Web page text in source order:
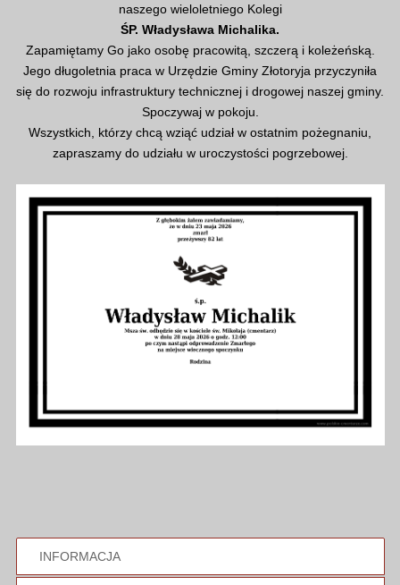
naszego wieloletniego Kolegi
ŚP. Władysława Michalika.
Zapamiętamy Go jako osobę pracowitą, szczerą i koleżeńską.
Jego długoletnia praca w Urzędzie Gminy Złotoryja przyczyniła
się do rozwoju infrastruktury technicznej i drogowej naszej gminy.
Spoczywaj w pokoju.
Wszystkich, którzy chcą wziąć udział w ostatnim pożegnaniu,
zapraszamy do udziału w uroczystości pogrzebowej.
INFORMACJA